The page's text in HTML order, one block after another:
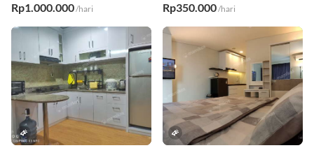
Rp1.000.000/hari Rp350.000/hari